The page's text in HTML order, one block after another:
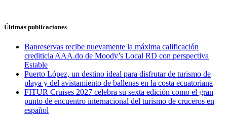
Últimas publicaciones
Banreservas recibe nuevamente la máxima calificación
crediticia AAA.do de Moody’s Local RD con perspectiva
Estable
Puerto López, un destino ideal para disfrutar de turismo de
playa y del avistamiento de ballenas en la costa ecuatoriana
FITUR Cruises 2027 celebra su sexta edición como el gran
punto de encuentro internacional del turismo de cruceros en
español